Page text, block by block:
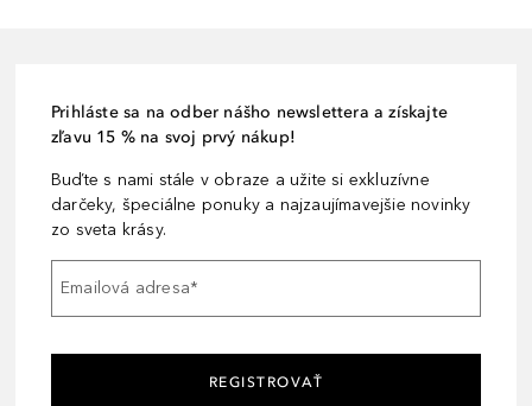
Prihláste sa na odber nášho newslettera a získajte
zľavu 15 % na svoj prvý nákup!
Buďte s nami stále v obraze a užite si exkluzívne
darčeky, špeciálne ponuky a najzaujímavejšie novinky
zo sveta krásy.
Emailová adresa*
REGISTROVAŤ